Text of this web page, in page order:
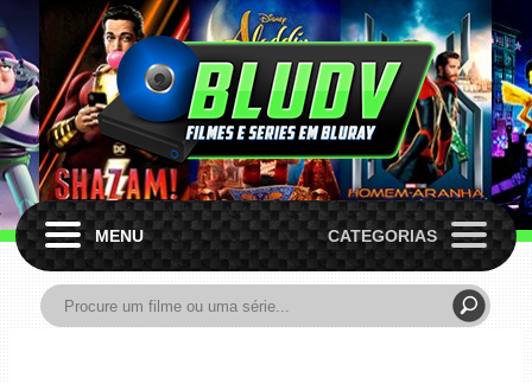
MENU CATEGORIAS